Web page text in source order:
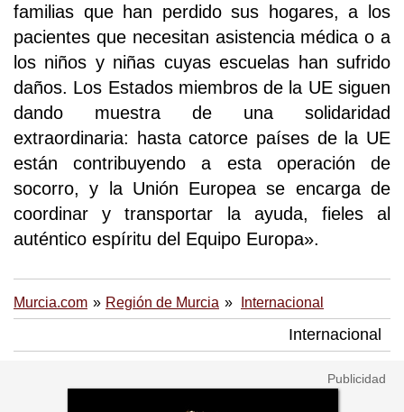
familias que han perdido sus hogares, a los
pacientes que necesitan asistencia médica o a
los niños y niñas cuyas escuelas han sufrido
daños. Los Estados miembros de la UE siguen
dando muestra de una solidaridad
extraordinaria: hasta catorce países de la UE
están contribuyendo a esta operación de
socorro, y la Unión Europea se encarga de
coordinar y transportar la ayuda, fieles al
auténtico espíritu del Equipo Europa».
Murcia.com Región de Murcia Internacional
Internacional